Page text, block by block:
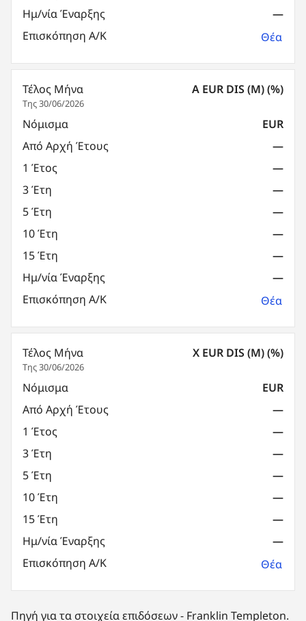
Ημ/νία Έναρξης
—
Επισκόπηση Α/Κ
Θέα
Τέλος Μήνα
Της 30/06/2026
A EUR DIS (M) (%)
Νόμισμα
EUR
Από Αρχή Έτους
—
1 Έτος
—
3 Έτη
—
5 Έτη
—
10 Έτη
—
15 Έτη
—
Ημ/νία Έναρξης
—
Επισκόπηση Α/Κ
Θέα
Τέλος Μήνα
Της 30/06/2026
X EUR DIS (M) (%)
Νόμισμα
EUR
Από Αρχή Έτους
—
1 Έτος
—
3 Έτη
—
5 Έτη
—
10 Έτη
—
15 Έτη
—
Ημ/νία Έναρξης
—
Επισκόπηση Α/Κ
Θέα
Πηγή για τα στοιχεία επιδόσεων - Franklin Templeton.